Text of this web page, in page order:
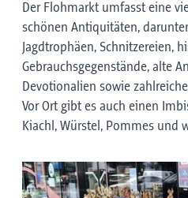
Der Flohmarkt umfasst eine
schönen Antiquitäten,
Jagdtrophäen, Schnitzereien,
Gebrauchsgegenstände, alte
Devotionalien sowie
Vor Ort gibt es auch einen
Kiachl, Würstel, Pommes und